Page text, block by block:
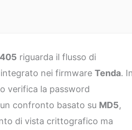
riguarda il flusso di
nei firmwareTenda. In
verifica la password
confronto basato su MD5,
di vista crittografico ma